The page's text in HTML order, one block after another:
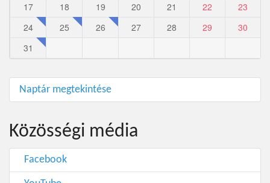
17
18 19 20 21 22
23
24
25 26 27 28 29
30
31
Naptár megtekintése
Közösségi média
Facebook